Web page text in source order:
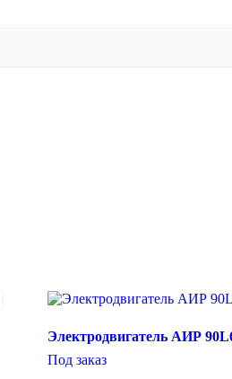
Электродвигатель АИР
Под заказ